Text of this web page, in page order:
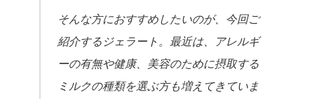
そんな方におすすめしたいのが、今回ご
紹介するジェラート。最近は、アレルギ
ーの有無や健康、美容のために摂取する
ミルクの種類を選ぶ方も増えてきていま